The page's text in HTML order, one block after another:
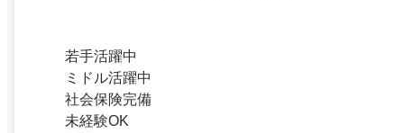
若手活躍中
ミドル活躍中
社会保険完備
未経験OK